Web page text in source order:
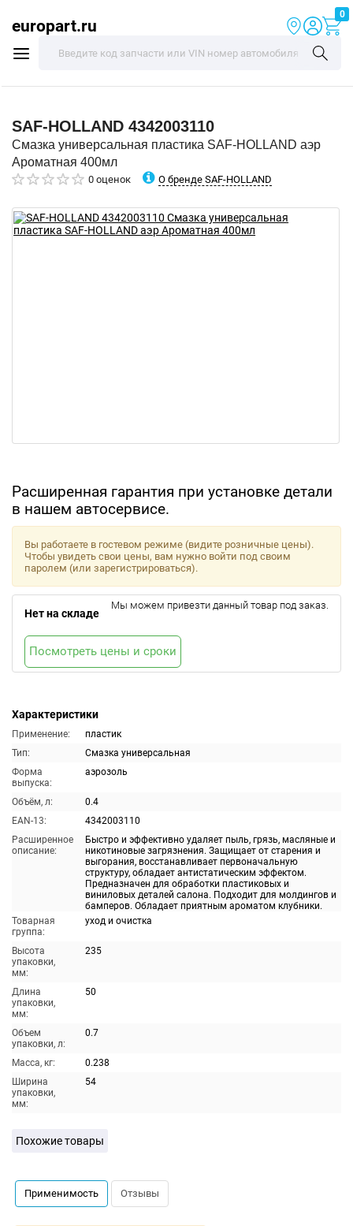
europart.ru
0
SAF-HOLLAND 4342003110
Смазка универсальная пластика SAF-HOLLAND аэр
Ароматная 400мл
0 оценок О бренде SAF-HOLLAND
Расширенная гарантия при установке детали
в нашем автосервисе.
Характеристики
Применение:
пластик
Тип:
Смазка универсальная
Форма
выпуска:
аэрозоль
Объём, л:
0.4
EAN-13:
4342003110
Расширенное
описание:
Быстро и эффективно удаляет пыль, грязь, масляные и
никотиновые загрязнения. Защищает от старения и
выгорания, восстанавливает первоначальную
структуру, обладает антистатическим эффектом.
Предназначен для обработки пластиковых и
виниловых деталей салона. Подходит для молдингов и
бамперов. Обладает приятным ароматом клубники.
Товарная
группа:
уход и очистка
Высота
упаковки,
мм:
235
Длина
упаковки,
мм:
50
Объем
упаковки, л:
0.7
Масса, кг:
0.238
Ширина
упаковки,
мм:
54
Вы работаете в гостевом режиме (видите розничные цены).
Чтобы увидеть свои цены, вам нужно войти под своим
паролем (или зарегистрироваться).
Нет на складе
Мы можем привезти данный товар под заказ.
Посмотреть цены и сроки
Похожие товары
Применимость Отзывы